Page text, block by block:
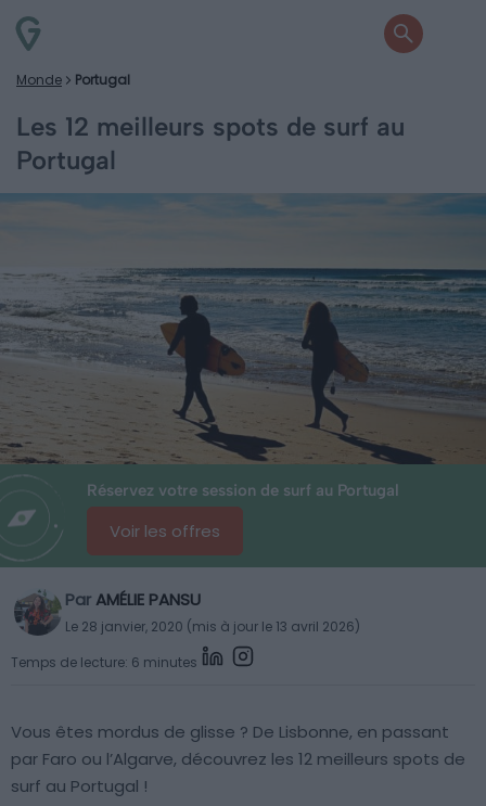
Monde Portugal
Les 12 meilleurs spots de surf au
Portugal
Réservez votre session de surf au Portugal
Voir les offres
ParAMÉLIE PANSU
Le 28 janvier, 2020 (mis à jour le 13 avril 2026)
Temps de lecture: 6 minutes
Vous êtes mordus de glisse ? De Lisbonne, en passant
par Faro ou l’Algarve, découvrez les 12 meilleurs spots de
surf au Portugal !